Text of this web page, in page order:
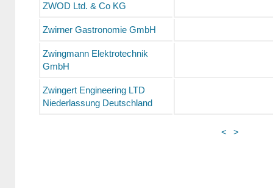
ZWOD Ltd. & Co KG
Zwirner Gastronomie GmbH
Zwingmann Elektrotechnik
GmbH
Zwingert Engineering LTD
Niederlassung Deutschland
< >